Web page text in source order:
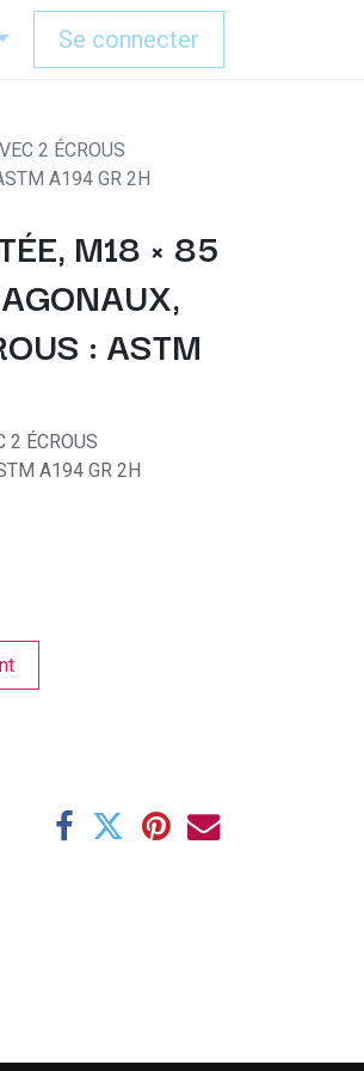
Se connecter
2 ÉCROUS
A194 GR 2H
M18 × 85
: ASTM
2 ÉCROUS
A194 GR 2H